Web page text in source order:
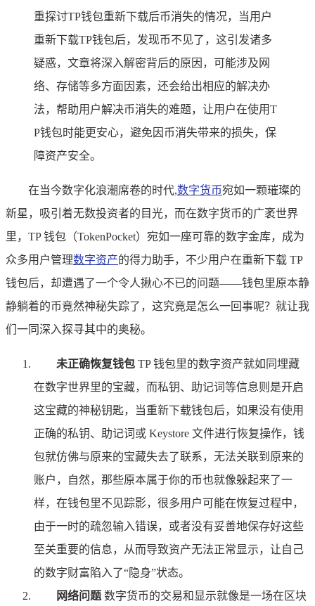
重探讨TP钱包重新下载后币消失的情况，当用户
重新下载TP钱包后，发现币不见了，这引发诸多
疑惑，文章将深入解密背后的原因，可能涉及网
络、存储等多方面因素，还会给出相应的解决办
法，帮助用户解决币消失的难题，让用户在使用T
P钱包时能更安心，避免因币消失带来的损失，保
障资产安全。
在当今数字化浪潮席卷的时代,数字货币宛如一颗璀璨的
新星，吸引着无数投资者的目光，而在数字货币的广袤世界
里，TP 钱包（TokenPocket）宛如一座可靠的数字金库，成为
众多用户管理数字资产的得力助手，不少用户在重新下载 TP
钱包后，却遭遇了一个令人揪心不已的问题——钱包里原本静
静躺着的币竟然神秘失踪了，这究竟是怎么一回事呢？就让我
们一同深入探寻其中的奥秘。
未正确恢复钱包 TP 钱包里的数字资产就如同埋藏
在数字世界里的宝藏，而私钥、助记词等信息则是开启
这宝藏的神秘钥匙，当重新下载钱包后，如果没有使用
正确的私钥、助记词或 Keystore 文件进行恢复操作，钱
包就仿佛与原来的宝藏失去了联系，无法关联到原来的
账户，自然，那些原本属于你的币也就像躲起来了一
样，在钱包里不见踪影，很多用户可能在恢复过程中，
由于一时的疏忽输入错误，或者没有妥善地保存好这些
至关重要的信息，从而导致资产无法正常显示，让自己
的数字财富陷入了“隐身”状态。
网络问题 数字货币的交易和显示就像是一场在区块